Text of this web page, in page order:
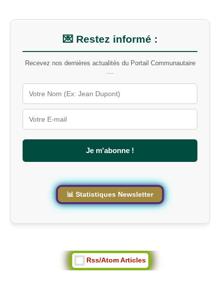
m
o
t
-
l
é
u
r
l
e
💌 Restez informé :
Recevez nos dernières actualités du Portail Communautaire
....
Je m'abonne !
📊 Statistiques Newsletter
Rss/Atom Articles